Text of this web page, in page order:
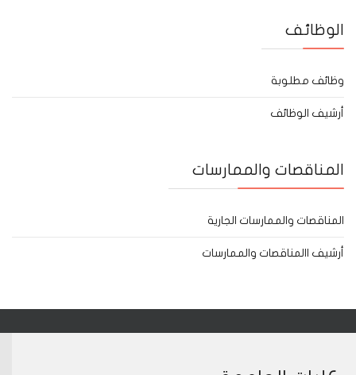
الوظائف
وظائف مطلوبة
أرشيف الوظائف
المناقصات والممارسات
المناقصات والممارسات الجارية
أرشيف االمناقصات والممارسات